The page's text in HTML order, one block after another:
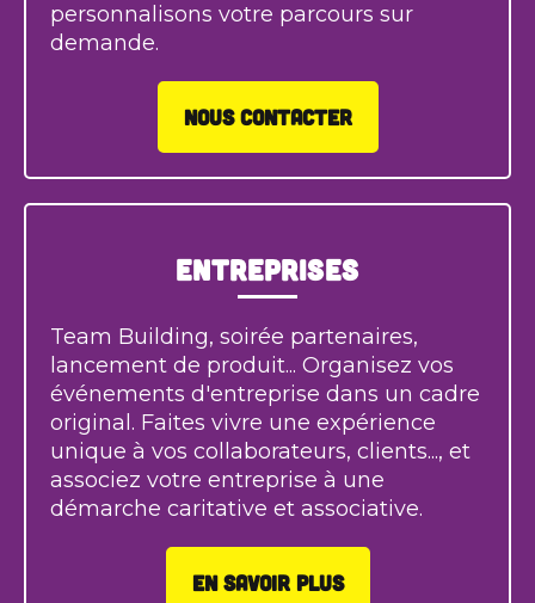
personnalisons votre parcours sur
demande.
NOUS CONTACTER
Entreprises
Team Building, soirée partenaires,
lancement de produit... Organisez vos
événements d'entreprise dans un cadre
original. Faites vivre une expérience
unique à vos collaborateurs, clients..., et
associez votre entreprise à une
démarche caritative et associative.
EN SAVOIR PLUS